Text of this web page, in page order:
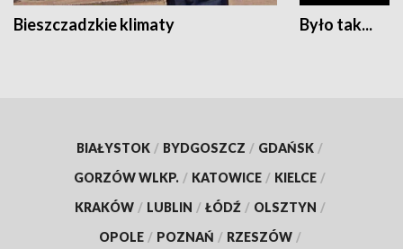
Bieszczadzkie klimaty Było tak...
BIAŁYSTOK / BYDGOSZCZ / GDAŃSK /
GORZÓW WLKP. / KATOWICE / KIELCE /
KRAKÓW / LUBLIN / ŁÓDŹ / OLSZTYN /
OPOLE / POZNAŃ / RZESZÓW /